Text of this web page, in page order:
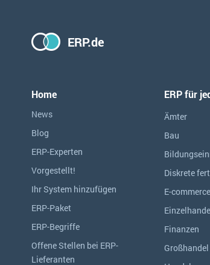
ERP.de
Home
News
Blog
ERP-Experten
Vorgestellt!
Ihr System hinzufügen
ERP-Paket
ERP-Begriffe
Offene Stellen bei ERP-
Lieferanten
ERP für
Ämter
Bau
Diskrete
E-commerce
Finanzen
Großhandel